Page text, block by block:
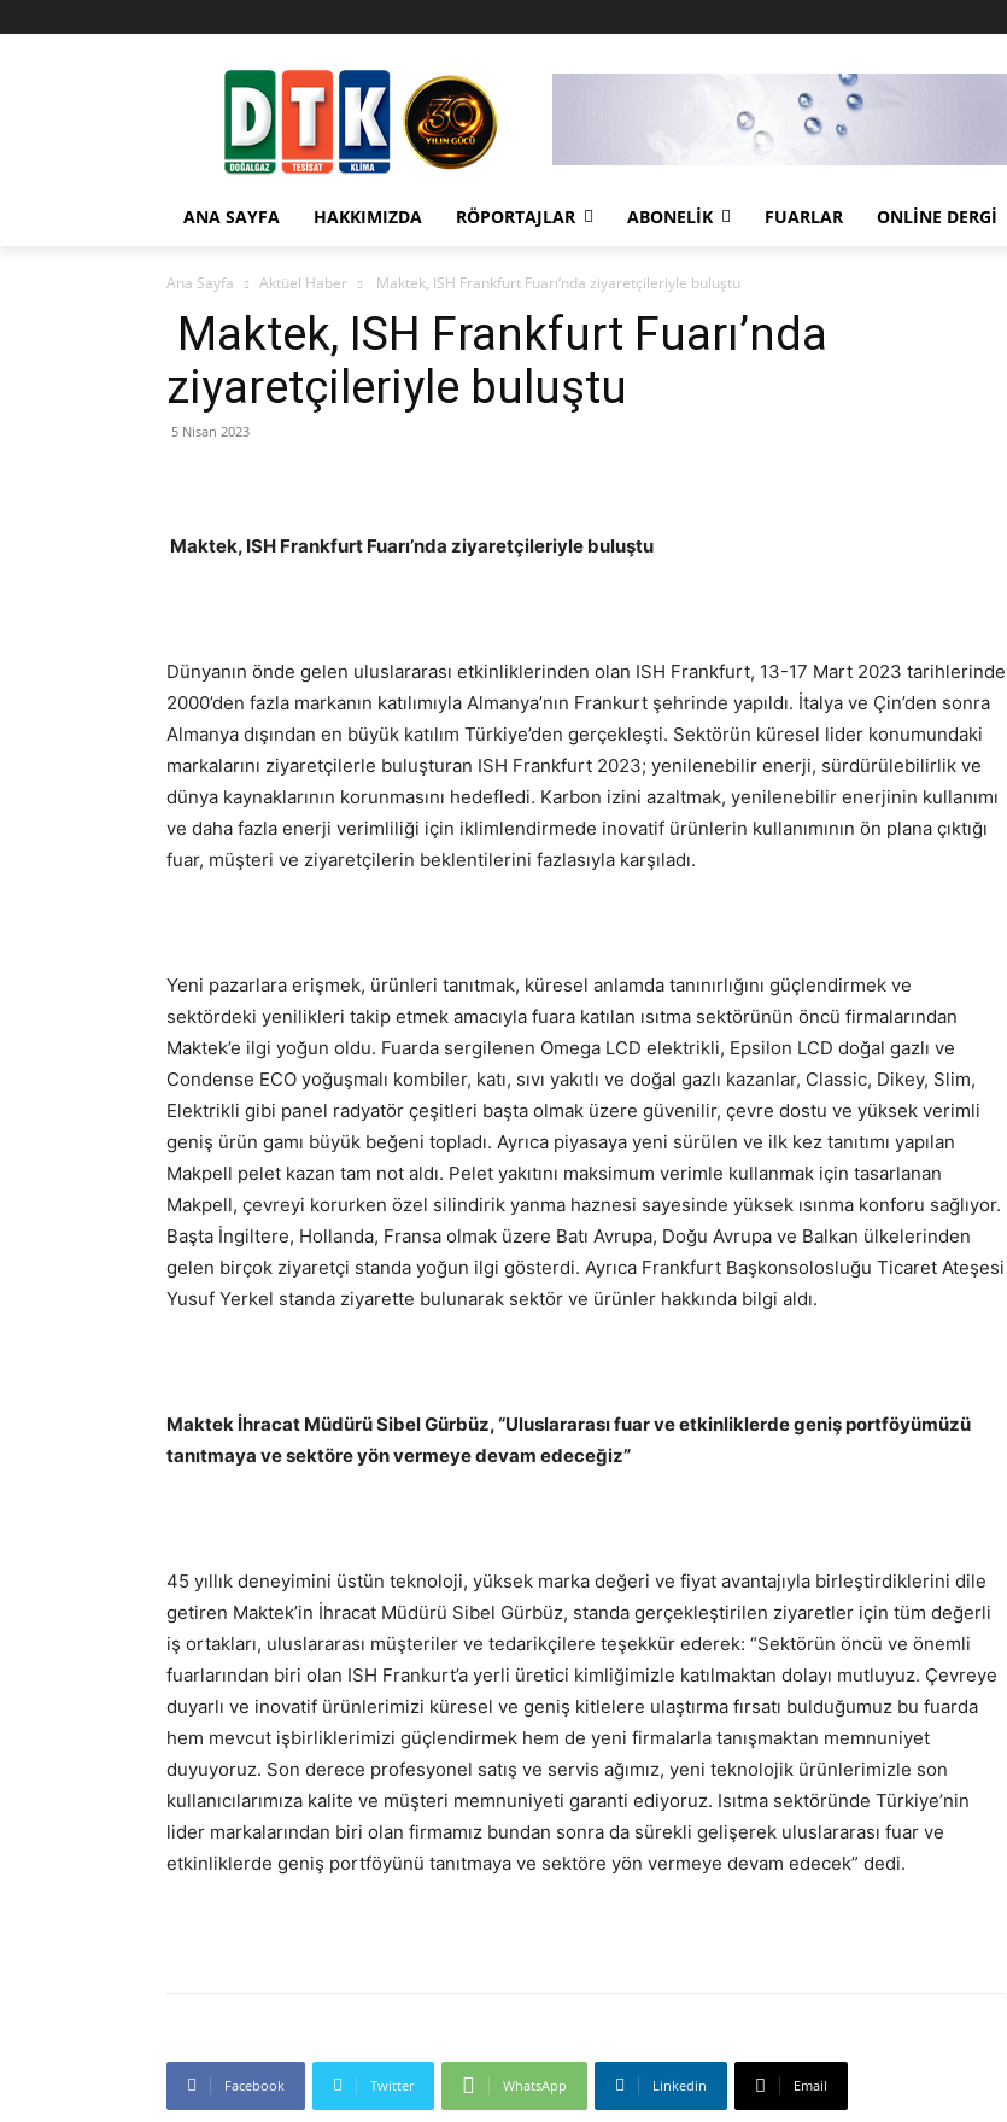
ANA SAYFA HAKKIMIZDA RÖPORTAJLAR ABONELIK FUARLAR ONLINE DERGI
Ana Sayfa Aktüel Haber Maktek, ISH Frankfurt Fuarı’nda ziyaretçileriyle buluştu
Maktek, ISH Frankfurt Fuarı’nda
ziyaretçileriyle buluştu
5 Nisan 2023
Maktek, ISH Frankfurt Fuarı’nda ziyaretçileriyle buluştu
Dünyanın önde gelen uluslararası etkinliklerinden olan ISH Frankfurt, 13-17 Mart 2023 tarihlerinde
2000’den fazla markanın katılımıyla Almanya’nın Frankurt şehrinde yapıldı. İtalya ve Çin’den sonra
Almanya dışından en büyük katılım Türkiye’den gerçekleşti. Sektörün küresel lider konumundaki
markalarını ziyaretçilerle buluşturan ISH Frankfurt 2023; yenilenebilir enerji, sürdürülebilirlik ve
dünya kaynaklarının korunmasını hedefledi. Karbon izini azaltmak, yenilenebilir enerjinin kullanımı
ve daha fazla enerji verimliliği için iklimlendirmede inovatif ürünlerin kullanımının ön plana çıktığı
fuar, müşteri ve ziyaretçilerin beklentilerini fazlasıyla karşıladı.
Yeni pazarlara erişmek, ürünleri tanıtmak, küresel anlamda tanınırlığını güçlendirmek ve
sektördeki yenilikleri takip etmek amacıyla fuara katılan ısıtma sektörünün öncü firmalarından
Maktek’e ilgi yoğun oldu. Fuarda sergilenen Omega LCD elektrikli, Epsilon LCD doğal gazlı ve
Condense ECO yoğuşmalı kombiler, katı, sıvı yakıtlı ve doğal gazlı kazanlar, Classic, Dikey, Slim,
Elektrikli gibi panel radyatör çeşitleri başta olmak üzere güvenilir, çevre dostu ve yüksek verimli
geniş ürün gamı büyük beğeni topladı. Ayrıca piyasaya yeni sürülen ve ilk kez tanıtımı yapılan
Makpell pelet kazan tam not aldı. Pelet yakıtını maksimum verimle kullanmak için tasarlanan
Makpell, çevreyi korurken özel silindirik yanma haznesi sayesinde yüksek ısınma konforu sağlıyor.
Başta İngiltere, Hollanda, Fransa olmak üzere Batı Avrupa, Doğu Avrupa ve Balkan ülkelerinden
gelen birçok ziyaretçi standa yoğun ilgi gösterdi. Ayrıca Frankfurt Başkonsolosluğu Ticaret Ateşesi
Yusuf Yerkel standa ziyarette bulunarak sektör ve ürünler hakkında bilgi aldı.
Maktek İhracat Müdürü Sibel Gürbüz, “Uluslararası fuar ve etkinliklerde geniş portföyümüzü
tanıtmaya ve sektöre yön vermeye devam edeceğiz”
45 yıllık deneyimini üstün teknoloji, yüksek marka değeri ve fiyat avantajıyla birleştirdiklerini dile
getiren Maktek’in İhracat Müdürü Sibel Gürbüz, standa gerçekleştirilen ziyaretler için tüm değerli
iş ortakları, uluslararası müşteriler ve tedarikçilere teşekkür ederek: “Sektörün öncü ve önemli
fuarlarından biri olan ISH Frankurt’a yerli üretici kimliğimizle katılmaktan dolayı mutluyuz. Çevreye
duyarlı ve inovatif ürünlerimizi küresel ve geniş kitlelere ulaştırma fırsatı bulduğumuz bu fuarda
hem mevcut işbirliklerimizi güçlendirmek hem de yeni firmalarla tanışmaktan memnuniyet
duyuyoruz. Son derece profesyonel satış ve servis ağımız, yeni teknolojik ürünlerimizle son
kullanıcılarımıza kalite ve müşteri memnuniyeti garanti ediyoruz. Isıtma sektöründe Türkiye’nin
lider markalarından biri olan firmamız bundan sonra da sürekli gelişerek uluslararası fuar ve
etkinliklerde geniş portföyünü tanıtmaya ve sektöre yön vermeye devam edecek” dedi.
Facebook Twitter WhatsApp Linkedin Email